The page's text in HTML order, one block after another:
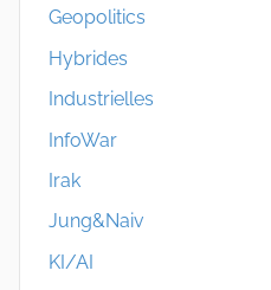
Geopolitics
Hybrides
Industrielles
InfoWar
Irak
Jung&Naiv
KI/AI